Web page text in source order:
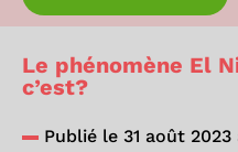
Le phénomène El
c’est?
Publié le 31 août 2023